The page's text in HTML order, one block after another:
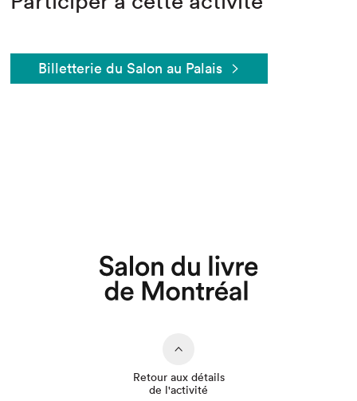
Billetterie du Salon au Palais
Retour aux détails
de l'activité